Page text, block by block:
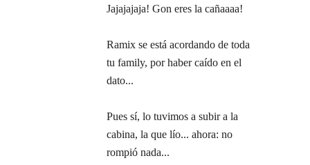
Jajajajaja! Gon eres la cañaaaa!
Ramix se está acordando de toda
tu family, por haber caído en el
dato...
Pues sí, lo tuvimos a subir a la
cabina, la que lío... ahora: no
rompió nada...